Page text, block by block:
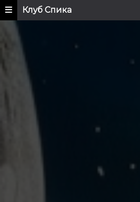
Клуб Спика